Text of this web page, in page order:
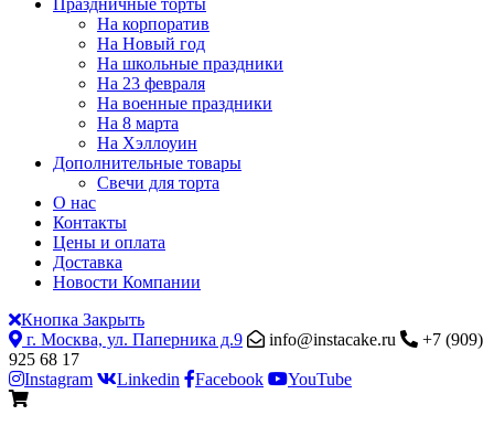
Праздничные торты
На корпоратив
На Новый год
На школьные праздники
На 23 февраля
На военные праздники
На 8 марта
На Хэллоуин
Дополнительные товары
Свечи для торта
О нас
Контакты
Цены и оплата
Доставка
Новости Компании
Кнопка Закрыть
г. Москва, ул. Паперника д.9
info@instacake.ru
+7 (909)
925 68 17
Instagram
Linkedin Facebook YouTube